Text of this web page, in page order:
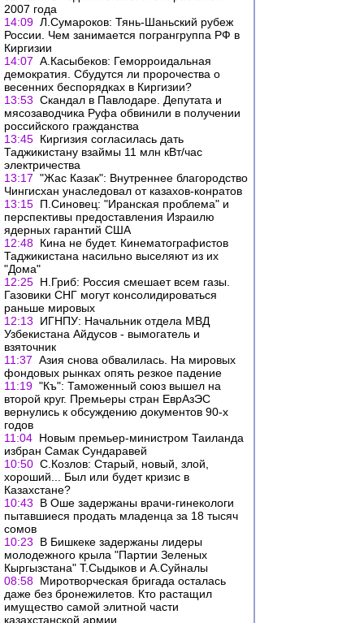
2007 года
14:09 Л.Сумароков: Тянь-Шаньский рубеж
России. Чем занимается погрангруппа РФ в
Киргизии
14:07 А.Касыбеков: Геморроидальная
демократия. Сбудутся ли пророчества о
весенних беспорядках в Киргизии?
13:53 Скандал в Павлодаре. Депутата и
мясозаводчика Руфа обвинили в получении
российского гражданства
13:45 Киргизия согласилась дать
Таджикистану взаймы 11 млн кВт/час
электричества
13:17 "Жас Казак": Внутреннее благородство
Чингисхан унаследовал от казахов-конратов
13:15 П.Синовец: "Иранская проблема" и
перспективы предоставления Израилю
ядерных гарантий США
12:48 Кина не будет. Кинематографистов
Таджикистана насильно выселяют из их
"Дома"
12:25 Н.Гриб: Россия смешает всем газы.
Газовики СНГ могут консолидироваться
раньше мировых
12:13
ИГНПУ: Начальник отдела МВД
Узбекистана Айдусов - вымогатель и
взяточник
11:37 Азия снова обвалилась. На мировых
фондовых рынках опять резкое падение
11:19 "Къ": Таможенный союз вышел на
второй круг. Премьеры стран ЕврАзЭС
вернулись к обсуждению документов 90-х
годов
11:04 Новым премьер-министром Таиланда
избран Самак Сундаравей
10:50 С.Козлов: Старый, новый, злой,
хороший... Был или будет кризис в
Казахстане?
10:43
В Оше задержаны врачи-гинекологи
пытавшиеся продать младенца за 18 тысяч
сомов
10:23
В Бишкеке задержаны лидеры
молодежного крыла "Партии Зеленых
Кыргызстана" Т.Сыдыков и А.Суйналы
08:58 Миротворческая бригада осталась
даже без бронежилетов. Кто растащил
имущество самой элитной части
казахстанской армии